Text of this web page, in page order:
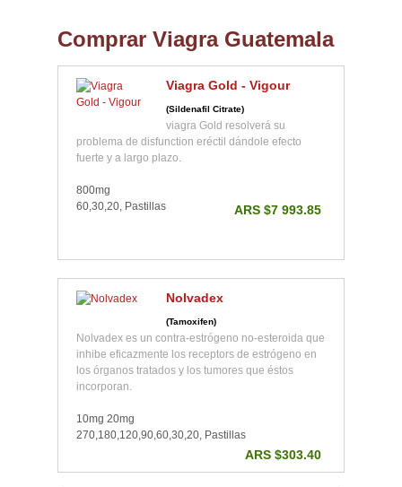
Comprar Viagra Guatemala
Viagra Gold - Vigour
(Sildenafil Citrate)
viagra Gold resolverá su
problema de disfunction eréctil dándole efecto
fuerte y a largo plazo.
800mg
60,30,20, Pastillas
ARS $7 993.85
Nolvadex
(Tamoxifen)
Nolvadex es un contra-estrógeno no-esteroida que
inhibe eficazmente los receptors de estrógeno en
los órganos tratados y los tumores que éstos
incorporan.
10mg 20mg
270,180,120,90,60,30,20, Pastillas
ARS $303.40